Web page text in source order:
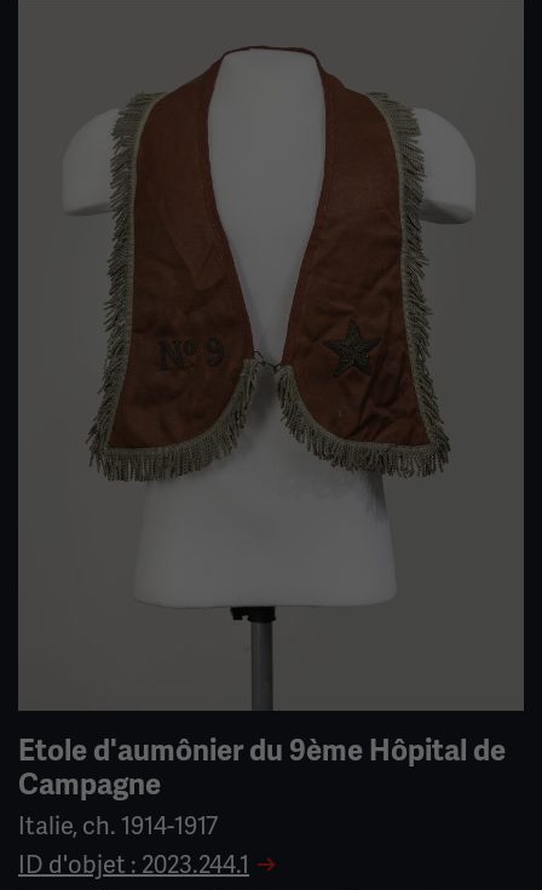
Etole d'aumônier du 9ème Hôpital de
Campagne
Italie, ch. 1914-1917
ID d'objet : 2023.244.1